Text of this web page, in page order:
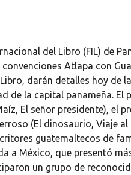
del Libro (FIL) de
convenciones Atlapa con
darán detalles hoy de
de la capital panameña.
El señor presidente), el
(El dinosaurio, Viaje
guatemaltecos de
a México, que presentó
un grupo de